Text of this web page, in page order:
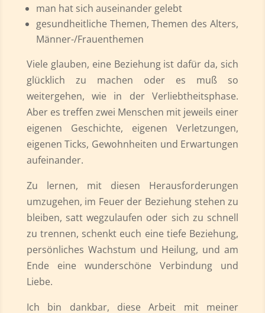
man hat sich auseinander gelebt
gesundheitliche Themen, Themen des Alters,
Männer-/Frauenthemen
Viele glauben, eine Beziehung ist dafür da, sich
glücklich zu machen oder es muß so
weitergehen, wie in der Verliebtheitsphase.
Aber es treffen zwei Menschen mit jeweils einer
eigenen Geschichte, eigenen Verletzungen,
eigenen Ticks, Gewohnheiten und Erwartungen
aufeinander.
Zu lernen, mit diesen Herausforderungen
umzugehen, im Feuer der Beziehung stehen zu
bleiben, satt wegzulaufen oder sich zu schnell
zu trennen, schenkt euch eine tiefe Beziehung,
persönliches Wachstum und Heilung, und am
Ende eine wunderschöne Verbindung und
Liebe.
Ich bin dankbar, diese Arbeit mit meiner